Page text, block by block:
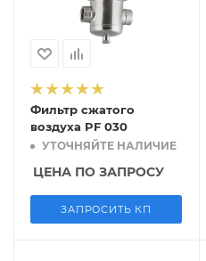
Фильтр сжатого
воздуха PF 030
УТОЧНЯЙТЕ НАЛИЧИЕ
ЦЕНА ПО ЗАПРОСУ
ЗАПРОСИТЬ КП